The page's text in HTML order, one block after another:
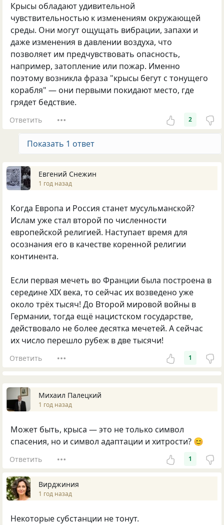
Крысы обладают удивительной
чувствительностью к изменениям окружающей
среды. Они могут ощущать вибрации, запахи и
даже изменения в давлении воздуха, что
позволяет им предчувствовать опасность,
например, затопление или пожар. Именно
поэтому возникла фраза "крысы бегут с тонущего
корабля" — они первыми покидают место, где
грядет бедствие.
Ответить 2
Показать 1 ответ
Евгений Снежин
1 год назад
Когда Европа и Россия станет мусульманской?
Ислам уже стал второй по численности
европейской религией. Наступает время для
осознания его в качестве коренной религии
континента.
Если первая мечеть во Франции была построена в
середине XIX века, то сейчас их возведено уже
около трёх тысяч! До Второй мировой войны в
Германии, тогда ещё нацистском государстве,
действовало не более десятка мечетей. А сейчас
их число перешло рубеж в две тысячи!
Ответить 1
Михаил Палецкий
1 год назад
Может быть, крыса — это не только символ
спасения, но и символ адаптации и хитрости? 😊
Ответить 1
Вирджиния
1 год назад
Некоторые субстанции не тонут.